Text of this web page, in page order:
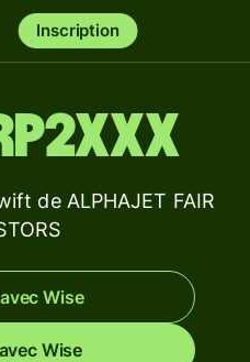
Inscription
de ALPHAJET FAIR
Wise
Wise